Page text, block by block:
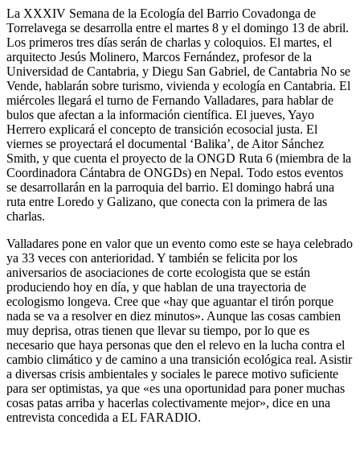
La XXXIV Semana de la Ecología del Barrio Covadonga de
Torrelavega se desarrolla entre el martes 8 y el domingo 13 de abril.
Los primeros tres días serán de charlas y coloquios. El martes, el
arquitecto Jesús Molinero, Marcos Fernández, profesor de la
Universidad de Cantabria, y Diegu San Gabriel, de Cantabria No se
Vende, hablarán sobre turismo, vivienda y ecología en Cantabria. El
miércoles llegará el turno de Fernando Valladares, para hablar de
bulos que afectan a la información científica. El jueves, Yayo
Herrero explicará el concepto de transición ecosocial justa. El
viernes se proyectará el documental ‘Balika’, de Aitor Sánchez
Smith, y que cuenta el proyecto de la ONGD Ruta 6 (miembra de la
Coordinadora Cántabra de ONGDs) en Nepal. Todo estos eventos
se desarrollarán en la parroquia del barrio. El domingo habrá una
ruta entre Loredo y Galizano, que conecta con la primera de las
charlas.
Valladares pone en valor que un evento como este se haya celebrado
ya 33 veces con anterioridad. Y también se felicita por los
aniversarios de asociaciones de corte ecologista que se están
produciendo hoy en día, y que hablan de una trayectoria de
ecologismo longeva. Cree que «hay que aguantar el tirón porque
nada se va a resolver en diez minutos». Aunque las cosas cambien
muy deprisa, otras tienen que llevar su tiempo, por lo que es
necesario que haya personas que den el relevo en la lucha contra el
cambio climático y de camino a una transición ecológica real. Asistir
a diversas crisis ambientales y sociales le parece motivo suficiente
para ser optimistas, ya que «es una oportunidad para poner muchas
cosas patas arriba y hacerlas colectivamente mejor», dice en una
entrevista concedida a EL FARADIO.